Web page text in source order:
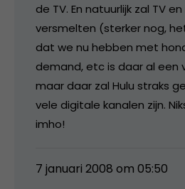
de TV. En natuurlijk zal TV
versmelten (sterker nog,
dat we nu hebben met
demand, etc is daar al een
maar daar zal Hulu straks
vele digitale kanalen zijn.
imho!
7 januari 2008 om 05:50